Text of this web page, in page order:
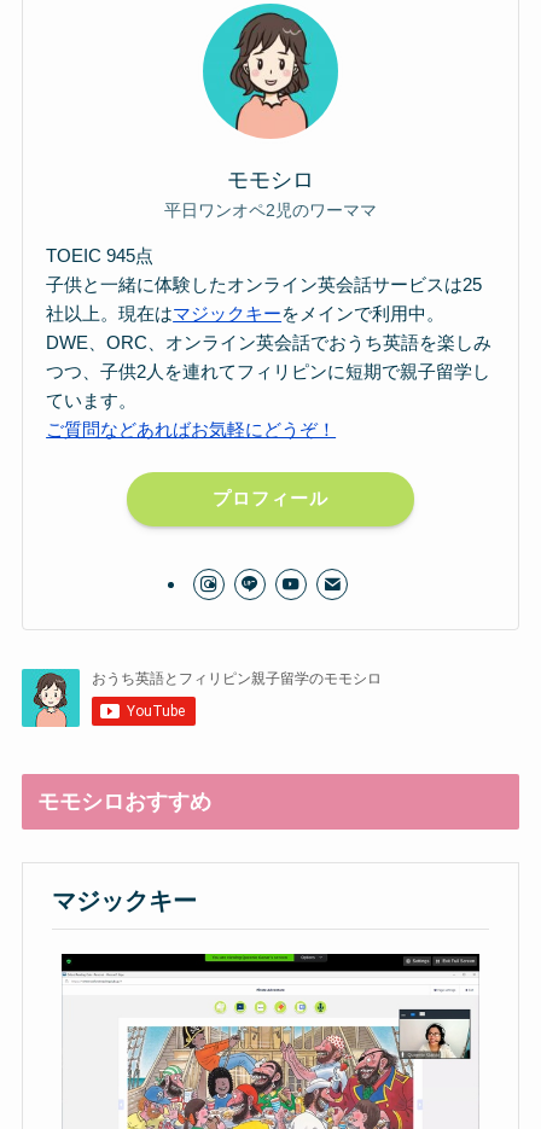
モモシロ
平日ワンオペ2児のワーママ
TOEIC 945点
子供と一緒に体験したオンライン英会話サービスは25
社以上。現在はマジックキーをメインで利用中。
DWE、ORC、オンライン英会話でおうち英語を楽しみ
つつ、子供2人を連れてフィリピンに短期で親子留学し
ています。
ご質問などあればお気軽にどうぞ！
プロフィール
モモシロおすすめ
マジックキー